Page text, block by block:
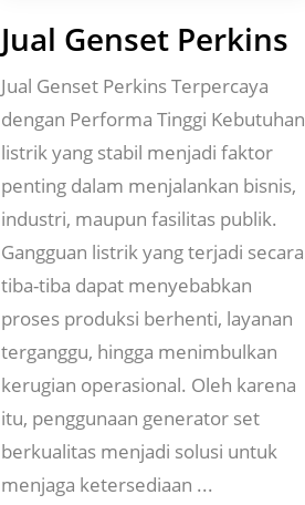
Jual Genset Perkins
Jual Genset Perkins Terpercaya
dengan Performa Tinggi Kebutuhan
listrik yang stabil menjadi faktor
penting dalam menjalankan bisnis,
industri, maupun fasilitas publik.
Gangguan listrik yang terjadi secara
tiba-tiba dapat menyebabkan
proses produksi berhenti, layanan
terganggu, hingga menimbulkan
kerugian operasional. Oleh karena
itu, penggunaan generator set
berkualitas menjadi solusi untuk
menjaga ketersediaan ...